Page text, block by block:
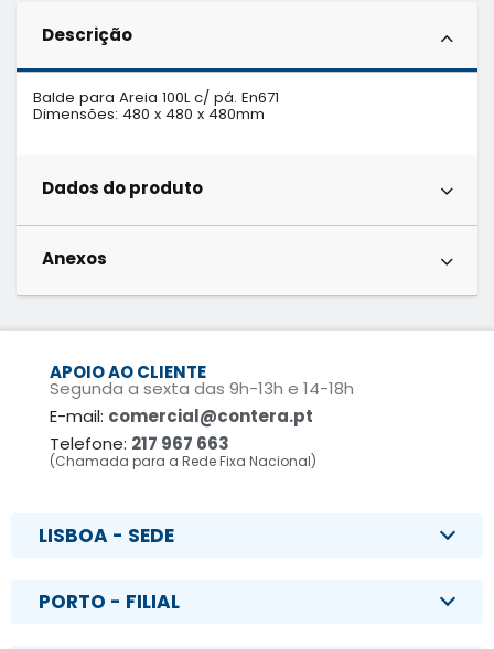
Descrição
Balde para Areia 100L c/ pá. En671
Dimensões: 480 x 480 x 480mm
Dados do produto
Anexos
APOIO AO CLIENTE
Segunda a sexta das 9h-13h e 14-18h
E-mail: comercial@contera.pt
Telefone: 217 967 663
(Chamada para a Rede Fixa Nacional)
LISBOA - SEDE
PORTO - FILIAL